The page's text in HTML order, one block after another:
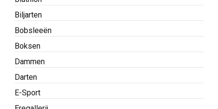
Biljarten
Bobsleeën
Boksen
Dammen
Darten
E-Sport